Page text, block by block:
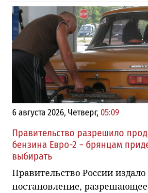
6 августа 2026, Четверг, 05:09
Правительство разрешило
бензина Евро-2 − брянцам
выбирать
Правительство России издало
постановление,